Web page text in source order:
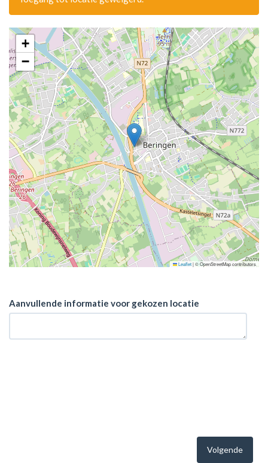
+
−
Leaflet|© OpenStreetMap contributors
Aanvullende informatie voor gekozen locatie
Volgende